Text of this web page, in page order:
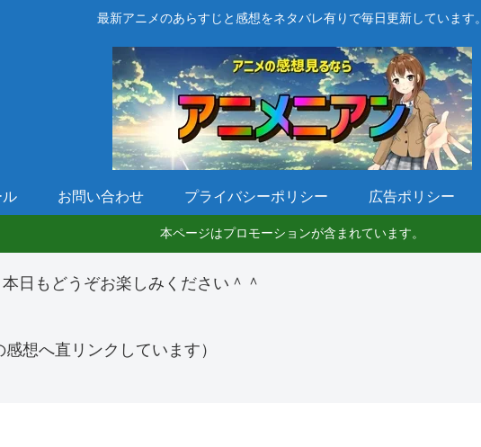
最新アニメのあらすじと感想をネタバレ有りで毎日更新しています。
ル お問い合わせ プライバシーポリシー 広告ポリシー
本ページはプロモーションが含まれています。
日もどうぞお楽しみください＾＾
想へ直リンクしています）